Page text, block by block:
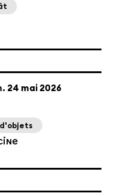
24 mai
mai 2026